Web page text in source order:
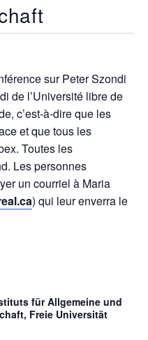
sur Peter Szondi
de l’Université libre de
c’est-à-dire que les
et que tous les
Toutes les
Les personnes
un courriel à Maria
) qui leur enverra le
für Allgemeine und
Freie Universität